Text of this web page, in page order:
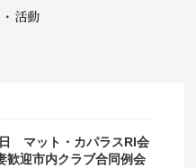
活動
マット・カパラスRI会
歓迎市内クラブ合同例会